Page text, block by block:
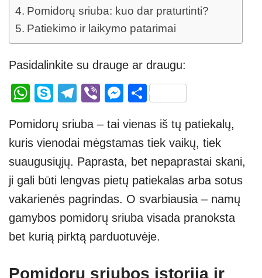
Pomidorų sriuba: kuo dar praturtinti?
Patiekimo ir laikymo patarimai
Pasidalinkite su drauge ar draugu:
W
at
s
A
p
p
S
p
e
T
e
gr
a
m
Vi
er
M
ss
e
n
g
er
S
ar
e
Pomidorų sriuba – tai vienas iš tų patiekalų,
kuris vienodai mėgstamas tiek vaikų, tiek
suaugusiųjų. Paprasta, bet nepaprastai skani,
ji gali būti lengvas pietų patiekalas arba sotus
vakarienės pagrindas. O svarbiausia – namų
gamybos pomidorų sriuba visada pranoksta
bet kurią pirktą parduotuvėje.
Pomidorų sriubos istorija ir